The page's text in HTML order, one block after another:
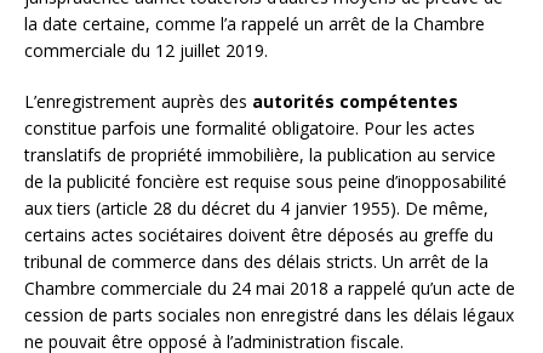
la date certaine, comme l’a rappelé un arrêt de la Chambre
commerciale du 12 juillet 2019.
L’enregistrement auprès des autorités compétentes
constitue parfois une formalité obligatoire. Pour les actes
translatifs de propriété immobilière, la publication au service
de la publicité foncière est requise sous peine d’inopposabilité
aux tiers (article 28 du décret du 4 janvier 1955). De même,
certains actes sociétaires doivent être déposés au greffe du
tribunal de commerce dans des délais stricts. Un arrêt de la
Chambre commerciale du 24 mai 2018 a rappelé qu’un acte de
cession de parts sociales non enregistré dans les délais légaux
ne pouvait être opposé à l’administration fiscale.